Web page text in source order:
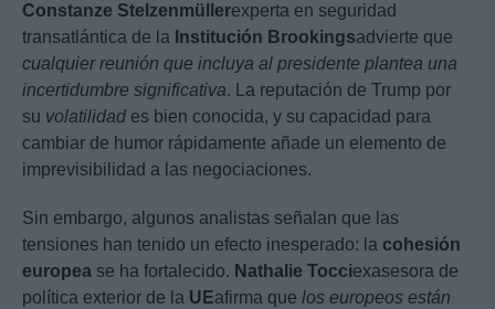
Constanze Stelzenmüllerexperta en seguridad
transatlántica de la Institución Brookingsadvierte que
cualquier reunión que incluya al presidente plantea una
incertidumbre significativa. La reputación de Trump por
su volatilidad es bien conocida, y su capacidad para
cambiar de humor rápidamente añade un elemento de
imprevisibilidad a las negociaciones.
Sin embargo, algunos analistas señalan que las
tensiones han tenido un efecto inesperado: la cohesión
europea se ha fortalecido. Nathalie Tocciexasesora de
política exterior de la UEafirma que los europeos están